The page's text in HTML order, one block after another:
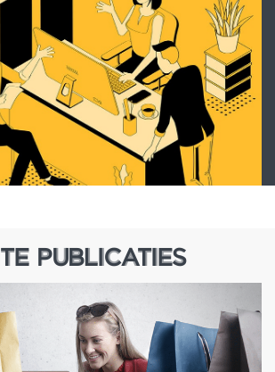
PUBLICATIES
PUBLICATIES